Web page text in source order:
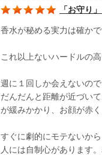
「お守り
香水が秘める実力は確かで
これ以上ないハードルの
週に１回しか会えないの
だんだんと距離が近づい
が緩みかかり、お顔が赤
すぐに劇的にモテないか
人には自制心があります